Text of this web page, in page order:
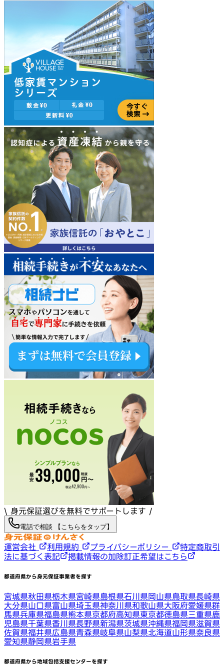
\ 身元保証選びを無料でサポートします /
電話で相談 【こちらをタップ】
運営会社 利用規約 プライバシーポリシー
特定商取引
法に基づく表記
掲載情報の加除訂正希望はこちら
都道府県から身元保証事業者を探す
宮城県秋田県栃木県宮崎県島根県石川県岡山県鳥取県長崎県
大分県山口県富山県埼玉県神奈川県和歌山県大阪府愛媛県群
馬県兵庫県福島県熊本県京都府高知県東京都徳島県三重県鹿
児島県千葉県香川県長野県新潟県茨城県沖縄県福岡県滋賀県
佐賀県福井県広島県青森県岐阜県山梨県北海道山形県奈良県
愛知県静岡県岩手県
都道府県から地域包括支援センターを探す